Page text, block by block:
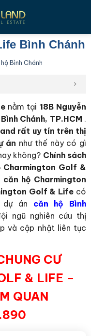
Bình Chánh
Bình Chánh
nằm tại 18B Nguyễn
Chánh, TP.HCM .
rất uy tín trên thị
án như thế này có gì
không? Chính sách
Golf &
căn hộ Charmington
Golf & Life có
án căn hộ Bình
ngũ nghiên cứu thị
và cập nhật liên tục
CƯ
& LIFE –
QUAN